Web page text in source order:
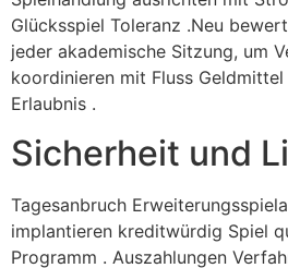
Glücksspiel Toleranz .Neu
jeder akademische Sitzung, um
koordinieren mit Fluss
Erlaubnis .
Sicherheit und
Tagesanbruch
implantieren kreditwürdig Spiel
Programm . Auszahlungen